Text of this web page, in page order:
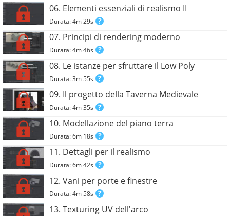
06. Elementi essenziali di realismo II
Durata: 4m 29s
07. Principi di rendering moderno
Durata: 4m 46s
08. Le istanze per sfruttare il Low Poly
Durata: 3m 55s
09. Il progetto della Taverna Medievale
Durata: 4m 35s
10. Modellazione del piano terra
Durata: 6m 18s
11. Dettagli per il realismo
Durata: 6m 42s
12. Vani per porte e finestre
Durata: 4m 58s
13. Texturing UV dell'arco